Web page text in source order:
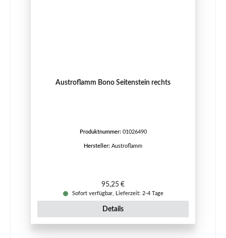
Austroflamm Bono Seitenstein rechts
Produktnummer: 01026490
Hersteller: Austroflamm
Regulärer Preis:
95,25 €
Sofort verfügbar, Lieferzeit: 2-4 Tage
Details